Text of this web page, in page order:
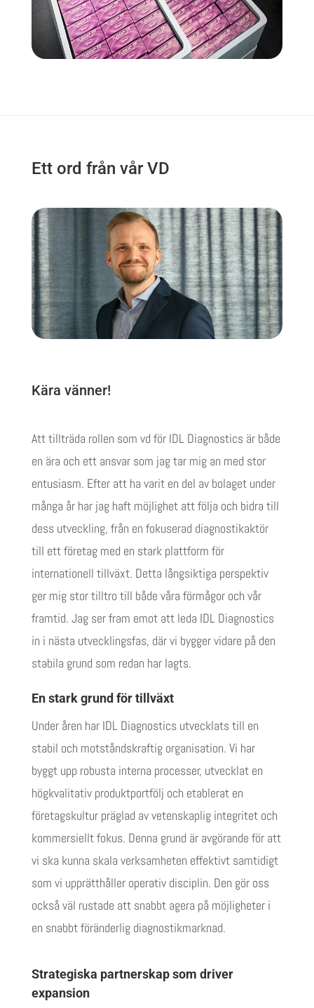
Ett ord från vår VD
Kära vänner!
Att tillträda rollen som vd för IDL Diagnostics är både
en ära och ett ansvar som jag tar mig an med stor
entusiasm. Efter att ha varit en del av bolaget under
många år har jag haft möjlighet att följa och bidra till
dess utveckling, från en fokuserad diagnostikaktör
till ett företag med en stark plattform för
internationell tillväxt. Detta långsiktiga perspektiv
ger mig stor tilltro till både våra förmågor och vår
framtid. Jag ser fram emot att leda IDL Diagnostics
in i nästa utvecklingsfas, där vi bygger vidare på den
stabila grund som redan har lagts.
En stark grund för tillväxt
Under åren har IDL Diagnostics utvecklats till en
stabil och motståndskraftig organisation. Vi har
byggt upp robusta interna processer, utvecklat en
högkvalitativ produktportfölj och etablerat en
företagskultur präglad av vetenskaplig integritet och
kommersiellt fokus. Denna grund är avgörande för att
vi ska kunna skala verksamheten effektivt samtidigt
som vi upprätthåller operativ disciplin. Den gör oss
också väl rustade att snabbt agera på möjligheter i
en snabbt föränderlig diagnostikmarknad.
Strategiska partnerskap som driver
expansion